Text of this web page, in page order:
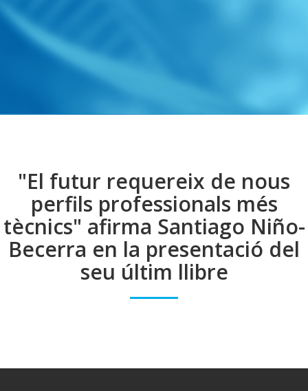
"El futur requereix de nous
perfils professionals més
tècnics" afirma Santiago Niño-
Becerra en la presentació del
seu últim llibre